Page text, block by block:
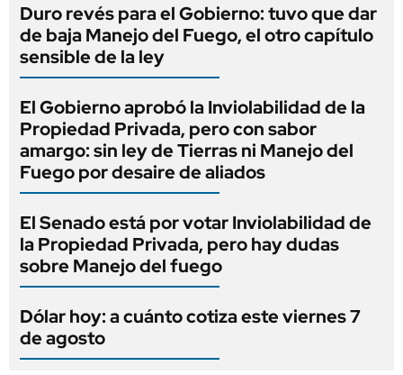
Duro revés para el Gobierno: tuvo que dar
de baja Manejo del Fuego, el otro capítulo
sensible de la ley
El Gobierno aprobó la Inviolabilidad de la
Propiedad Privada, pero con sabor
amargo: sin ley de Tierras ni Manejo del
Fuego por desaire de aliados
El Senado está por votar Inviolabilidad de
la Propiedad Privada, pero hay dudas
sobre Manejo del fuego
Dólar hoy: a cuánto cotiza este viernes 7
de agosto